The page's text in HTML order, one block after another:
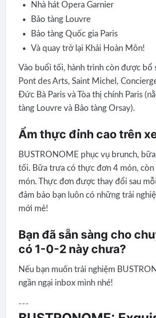
Nhà hát Opera Garnier
Bảo tàng Louvre
Bảo tàng Quốc gia Paris
Và quay trở lại Khải Hoàn Môn!
Vào buổi tối, hành trình còn được bổ
Pont des Arts, Saint Michel,
Đức Bà Paris và Tòa thị chính Paris
tàng Louvre và Bảo tàng Orsay).
Ẩm thực đỉnh cao trên
BUSTRONOME phục vụ brunch,
tối. Bữa trưa có thực đơn 4 món, còn
món. Thực đơn được thay đổi sau
đảm bảo bạn luôn có những trải
mới mẻ!
Bạn đã sẵn sàng cho
có 1-0-2 này chưa?
Nếu bạn muốn trải nghiệm
ngần ngại inbox mình nhé!
---